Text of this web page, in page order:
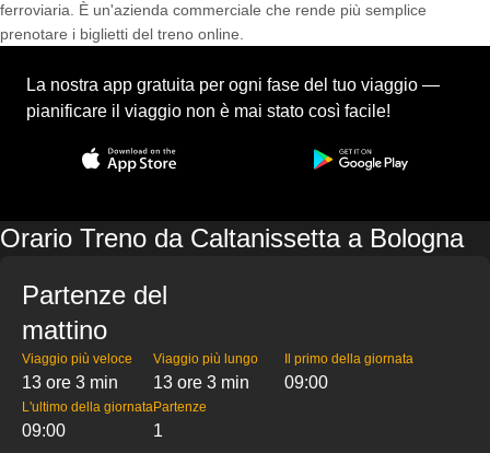
ferroviaria. È un'azienda commerciale che rende più semplice
prenotare i biglietti del treno online.
La nostra app gratuita per ogni fase del tuo viaggio —
pianificare il viaggio non è mai stato così facile!
Orario Treno da Caltanissetta a Bologna
Partenze del
mattino
Viaggio più veloce
13 ore 3 min
Viaggio più lungo
13 ore 3 min
Il primo della giornata
09:00
L'ultimo della giornata
09:00
Partenze
1